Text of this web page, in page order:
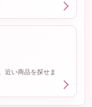
近い商品を探せま